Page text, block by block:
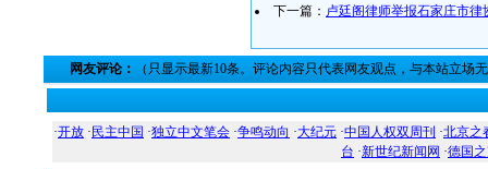
下一篇： 卢廷阁律师举报石家庄市律
网友评论： （只显示最新10条。评论内容只代表网友观点，与本站立场
·开放 · 民主中国 ·独立中文笔会 ·争鸣动向 ·大纪元 ·中国人权双周刊 ·北京之
台 ·新世纪新闻网 ·德国